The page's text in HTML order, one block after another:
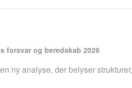
forsvar og beredskab 2026
ny analyse, der belyser